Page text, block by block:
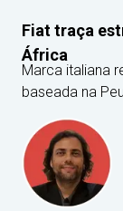
Fiat traça
África
Marca italiana
baseada na